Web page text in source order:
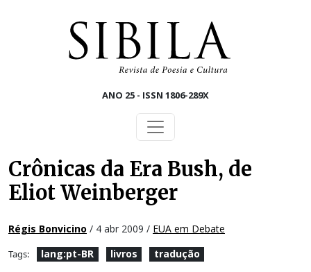
ANO 25 - ISSN 1806-289X
Crônicas da Era Bush, de
Eliot Weinberger
Régis Bonvicino / 4 abr 2009 / EUA em Debate
Tags: lang:pt-BR livros tradução